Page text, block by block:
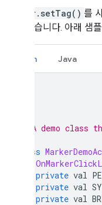
Marker.setTag() 를
올 수 있습니다. 아래 샘
Kotlin Java
* A demo class
class
private val
private val
private val